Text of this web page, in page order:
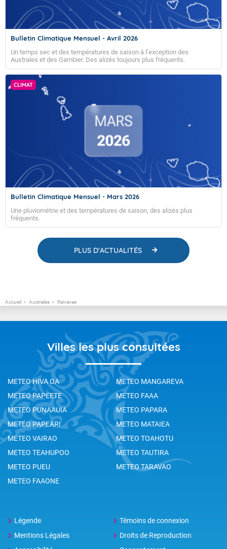
Bulletin Climatique Mensuel - Avril 2026
Un temps sec et des températures de saison à l’exception des
Australes et des Gambier. Des alizés toujours plus fréquents.
CLIMAT
Bulletin Climatique Mensuel - Mars 2026
Une pluviométrie et des températures de saison, des alizés plus
fréquents.
PLUS D'ACTUALITÉS
Accueil Australes Raivavae
Villes les plus consultées
METEO HIVA OA
METEO MANGAREVA
METEO PAPEETE
METEO FAAA
METEO PUNAAUIA
METEO PAPARA
METEO PAPEARI
METEO MATAIEA
METEO VAIRAO
METEO TOAHOTU
METEO TEAHUPOO
METEO TAUTIRA
METEO PUEU
METEO TARAVAO
METEO FAAONE
Légende
Témoins de connexion
Mentions Légales
Droits de Reproduction